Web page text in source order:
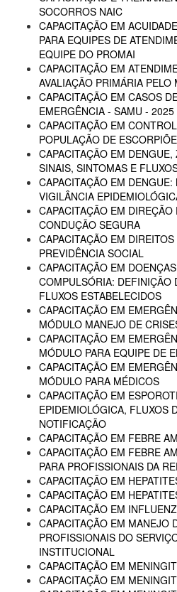
SOCORROS NAIC
CAPACITAÇÃO EM
PARA EQUIPES DE
EQUIPE DO PROMAI
CAPACITAÇÃO EM
AVALIAÇÃO PRIMÁRIA PELO
CAPACITAÇÃO EM CASOS
EMERGÊNCIA - SAMU - 2025
CAPACITAÇÃO EM
POPULAÇÃO DE
CAPACITAÇÃO EM
SINAIS, SINTOMAS E
CAPACITAÇÃO EM
VIGILÂNCIA
CAPACITAÇÃO EM DIREÇÃO
CONDUÇÃO SEGURA
CAPACITAÇÃO EM
PREVIDÊNCIA SOCIAL
CAPACITAÇÃO EM
COMPULSÓRIA: DEFINIÇÃO
FLUXOS ESTABELECIDOS
CAPACITAÇÃO EM
MÓDULO MANEJO DE
CAPACITAÇÃO EM
MÓDULO PARA EQUIPE DE
CAPACITAÇÃO EM
MÓDULO PARA MÉDICOS
CAPACITAÇÃO EM
EPIDEMIOLÓGICA, FLUXOS
NOTIFICAÇÃO
CAPACITAÇÃO EM FEBRE
CAPACITAÇÃO EM FEBRE
PARA PROFISSIONAIS DA
CAPACITAÇÃO EM
CAPACITAÇÃO EM
CAPACITAÇÃO EM
CAPACITAÇÃO EM MANEJO
PROFISSIONAIS DO
INSTITUCIONAL
CAPACITAÇÃO EM
CAPACITAÇÃO EM